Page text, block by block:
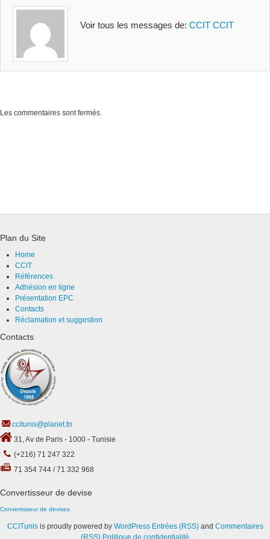
Voir tous les messages de: CCIT CCIT
Les commentaires sont fermés.
Plan du Site
Home
CCIT
Références
Adhésion en ligne
Présentation EPC
Contacts
Réclamation et suggestion
Contacts
ccitunis@planet.tn
31, Av de Paris - 1000 - Tunisie
(+216) 71 247 322
71 354 744 / 71 332 968
Convertisseur de devise
Convertisseur de devises
CCITunisis proudly powered by WordPress Entrées (RSS)and Commentaires
(RSS) Politique de confidentialité